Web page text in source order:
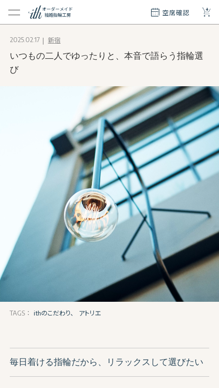
オーダーメイド
結婚指輪工房
空席確認 +
メイド
2025.02.17 新宿
いつもの二人でゆったりと、本音で語らう指輪選
び
TAGS： ithのこだわり、 アトリエ
毎日着ける指輪だから、リラックスして選びたい